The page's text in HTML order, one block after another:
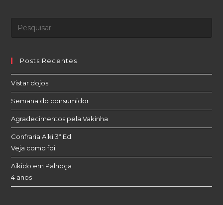
Posts Recentes
Vistar dojos
Semana do consumidor
Agradecimentos pela Vakinha
Confraria Aiki 3ª Ed.
Veja como foi
Aikido em Palhoça
4 anos